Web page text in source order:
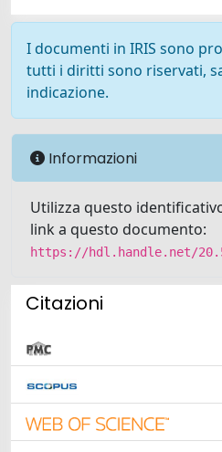
I documenti in IRIS sono
tutti i diritti sono riservati,
indicazione.
Informazioni
Utilizza questo
link a questo documento:
https://hdl.handle.net/
Citazioni